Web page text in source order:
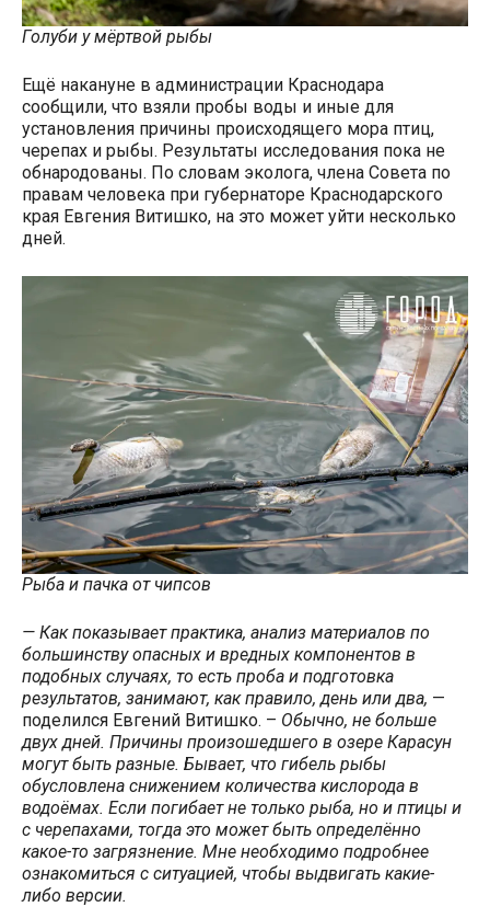
Голуби у мёртвой рыбы
Ещё накануне в администрации Краснодара
сообщили, что взяли пробы воды и иные для
установления причины происходящего мора птиц,
черепах и рыбы. Результаты исследования пока не
обнародованы. По словам эколога, члена Совета по
правам человека при губернаторе Краснодарского
края Евгения Витишко, на это может уйти несколько
дней.
Рыба и пачка от чипсов
— Как показывает практика, анализ материалов по
большинству опасных и вредных компонентов в
подобных случаях, то есть проба и подготовка
результатов, занимают, как правило, день или два, —
поделился Евгений Витишко. – Обычно, не больше
двух дней. Причины произошедшего в озере Карасун
могут быть разные. Бывает, что гибель рыбы
обусловлена снижением количества кислорода в
водоёмах. Если погибает не только рыба, но и птицы и
с черепахами, тогда это может быть определённо
какое-то загрязнение. Мне необходимо подробнее
ознакомиться с ситуацией, чтобы выдвигать какие-
либо версии.